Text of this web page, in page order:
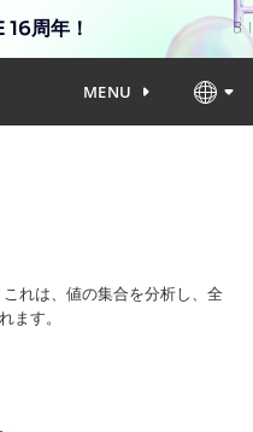
周年！
MENU
れは、値の集合を分析し、全
ます。